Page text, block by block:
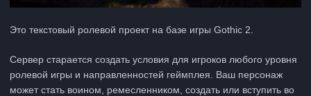
Это текстовый ролевой проект на базе игры Gothic 2.
Сервер старается создать условия для игроков любого уровня
ролевой игры и направленностей геймплея. Ваш персонаж
может стать воином, ремесленником, создать или вступить во